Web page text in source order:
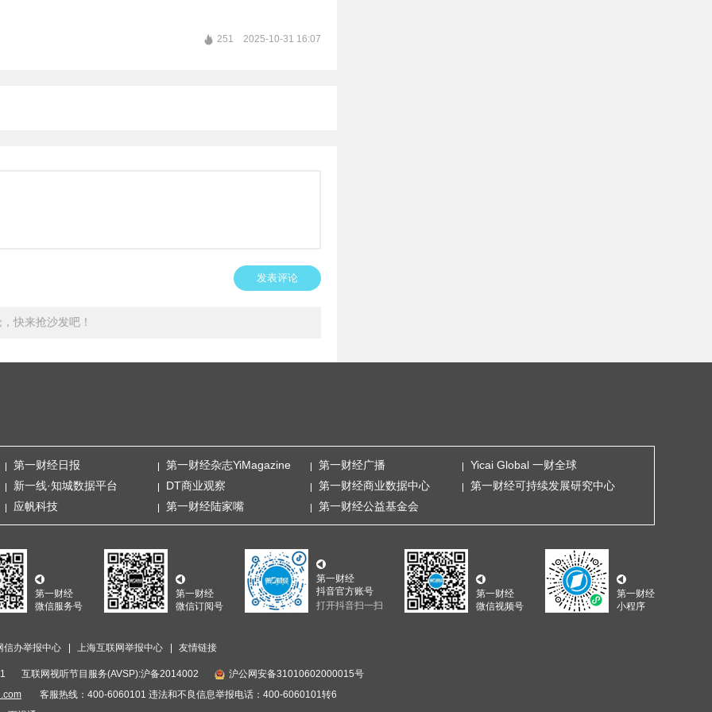
251 2025-10-31 16:07
发表评论
快来抢沙发吧！
第一财经日报 第一财经杂志YiMagazine 第一财经广播
Yicai Global 一财全球
新一线·知城数据平台
DT商业观察 第一财经商业数据中心
第一财经可持续发展研究中心
应帆科技
第一财经陆家嘴 第一财经公益基金会
第一财经
微信服务号
第一财经
微信订阅号
第一财经
抖音官方账号
打开抖音扫一扫
第一财经
微信视频号
第一财经
小程序
信办举报中心 上海互联网举报中心 友情链接
互联网视听节目服务(AVSP):沪备2014002
沪公网安备31010602000015号
客服热线：400-6060101 违法和不良信息举报电话：400-6060101转6